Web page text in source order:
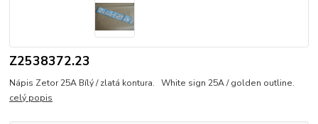
Z2538372.23
Nápis Zetor 25A Bílý / zlatá kontura. White sign 25A / golden outline.
celý popis